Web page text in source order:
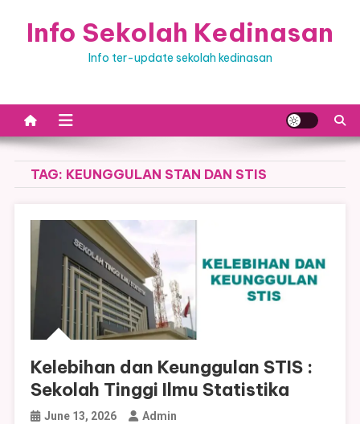
Info Sekolah Kedinasan
Info ter-update sekolah kedinasan
TAG: KEUNGGULAN STAN DAN STIS
Kelebihan dan Keunggulan STIS :
Sekolah Tinggi Ilmu Statistika
June 13, 2026 Admin